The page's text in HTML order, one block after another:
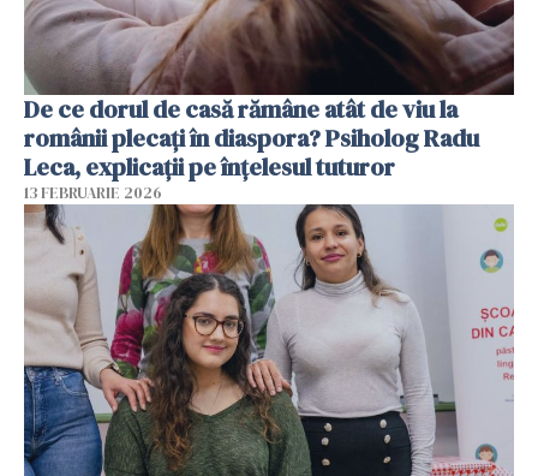
De ce dorul de casă rămâne atât de viu la
românii plecați în diaspora? Psiholog Radu
Leca, explicații pe înțelesul tuturor
13 FEBRUARIE 2026